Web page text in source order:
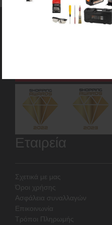
Εταιρεία
Σχετικά με μας
Όροι χρήσης
Ασφάλεια συναλλαγών
Επικοινωνία
Τρόποι Πληρωμής